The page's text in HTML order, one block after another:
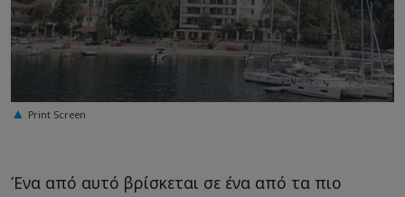
Print Screen
Ένα από αυτό βρίσκεται σε ένα από τα πιο